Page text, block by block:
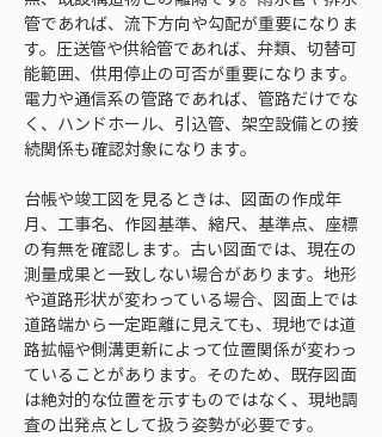
管であれば、流下方向や勾配が重要になりま
す。圧送管や供給管であれば、弁類、切替可
能範囲、供用停止の可否が重要になります。
電力や通信系の管路であれば、管路だけでな
く、ハンドホール、引込管、架空設備との接
続関係も確認対象になります。
台帳や竣工図を見るときは、図面の作成年
月、工事名、作図基準、縮尺、基準点、座標
の有無を確認します。古い図面では、現在の
測量成果と一致しない場合があります。地形
や道路形状が変わっている場合、図面上では
道路端から一定距離に見えても、現地では道
路拡幅や側溝更新によって位置関係が変わっ
ていることがあります。そのため、既存図面
は絶対的な位置を示すものではなく、現地調
査の出発点として扱う姿勢が必要です。